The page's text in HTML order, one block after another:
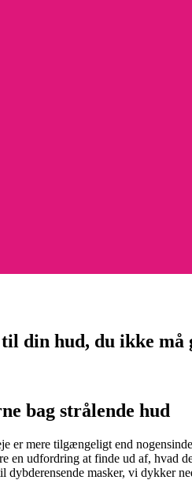
din hud, du ikke må
bag strålende hud
er mere tilgængeligt end
en udfordring at finde ud af, hvad
dybderensende masker, vi dykker